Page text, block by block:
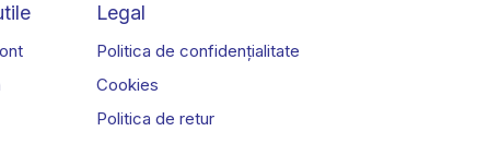
Legal
Politica de confidențialitate
Cookies
Politica de retur